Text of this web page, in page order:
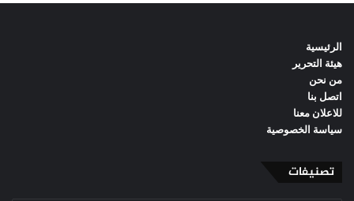
الرئيسية
هيئة التحرير
من نحن
اتصل بنا
للاعلان معنا
سياسة الخصوصية
تصنيفات